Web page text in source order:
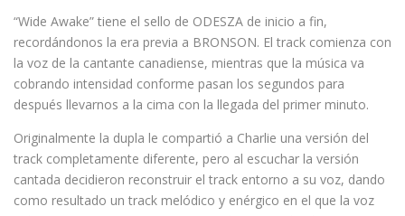
“Wide Awake” tiene el sello de ODESZA de inicio a fin,
recordándonos la era previa a BRONSON. El track comienza con
la voz de la cantante canadiense, mientras que la música va
cobrando intensidad conforme pasan los segundos para
después llevarnos a la cima con la llegada del primer minuto.
Originalmente la dupla le compartió a Charlie una versión del
track completamente diferente, pero al escuchar la versión
cantada decidieron reconstruir el track entorno a su voz, dando
como resultado un track melódico y enérgico en el que la voz